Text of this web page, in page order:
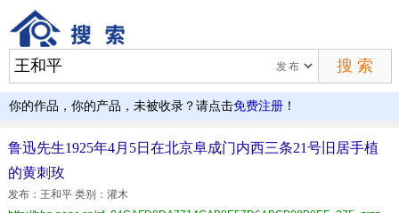
你的作品，你的产品，未被收录？请点击免费注册 ！
鲁迅先生1925年4月5日在北京阜成门内西三条21号旧居手植
的黄刺玫
发布：王和平 类别：灌木